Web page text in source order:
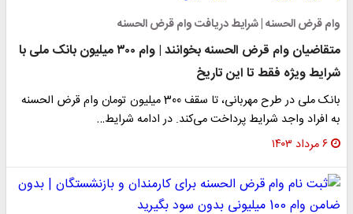
وام قرض الحسنه | شرایط دریافت وام قرض الحسنه
متقاضیان وام قرض الحسنه بخوانند | وام ۳۰۰ میلیون بانک ملی با
شرایط ویژه فقط تا این تاریخ
بانک ملی در طرح مهربانی، تا سقف 300 میلیون تومان وام قرض الحسنه
به افراد واجد شرایط پرداخت می‌کند. در ادامه شرایط…
۶ مرداد ۱۴۰۳